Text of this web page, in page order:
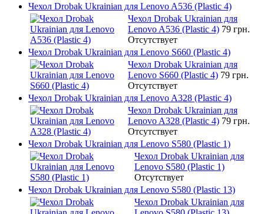
Чехол Drobak Ukrainian для Lenovo A536 (Plastic 4)
Чехол Drobak Ukrainian для
Lenovo A536 (Plastic 4) 79 грн.
Отсутствует
Чехол Drobak Ukrainian для Lenovo S660 (Plastic 4)
Чехол Drobak Ukrainian для
Lenovo S660 (Plastic 4) 79 грн.
Отсутствует
Чехол Drobak Ukrainian для Lenovo A328 (Plastic 4)
Чехол Drobak Ukrainian для
Lenovo A328 (Plastic 4) 79 грн.
Отсутствует
Чехол Drobak Ukrainian для Lenovo S580 (Plastic 1)
Чехол Drobak Ukrainian для
Lenovo S580 (Plastic 1)
Отсутствует
Чехол Drobak Ukrainian для Lenovo S580 (Plastic 13)
Чехол Drobak Ukrainian для